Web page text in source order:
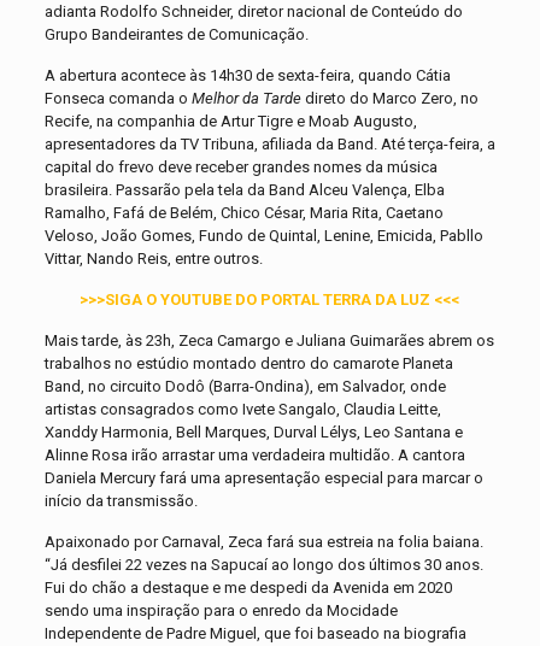
adianta Rodolfo Schneider, diretor nacional de Conteúdo do
Grupo Bandeirantes de Comunicação.
A abertura acontece às 14h30 de sexta-feira, quando Cátia
Fonseca comanda o Melhor da Tardedireto do Marco Zero, no
Recife, na companhia de Artur Tigre e Moab Augusto,
apresentadores da TV Tribuna, afiliada da Band. Até terça-feira, a
capital do frevo deve receber grandes nomes da música
brasileira. Passarão pela tela da Band Alceu Valença, Elba
Ramalho, Fafá de Belém, Chico César, Maria Rita, Caetano
Veloso, João Gomes, Fundo de Quintal, Lenine, Emicida, Pabllo
Vittar, Nando Reis, entre outros.
>>>SIGA O YOUTUBE DO PORTAL TERRA DA LUZ <<<
Mais tarde, às 23h, Zeca Camargo e Juliana Guimarães abrem os
trabalhos no estúdio montado dentro do camarote Planeta
Band, no circuito Dodô (Barra-Ondina), em Salvador, onde
artistas consagrados como Ivete Sangalo, Claudia Leitte,
Xanddy Harmonia, Bell Marques, Durval Lélys, Leo Santana e
Alinne Rosa irão arrastar uma verdadeira multidão. A cantora
Daniela Mercury fará uma apresentação especial para marcar o
início da transmissão.
Apaixonado por Carnaval, Zeca fará sua estreia na folia baiana.
“Já desfilei 22 vezes na Sapucaí ao longo dos últimos 30 anos.
Fui do chão a destaque e me despedi da Avenida em 2020
sendo uma inspiração para o enredo da Mocidade
Independente de Padre Miguel, que foi baseado na biografia